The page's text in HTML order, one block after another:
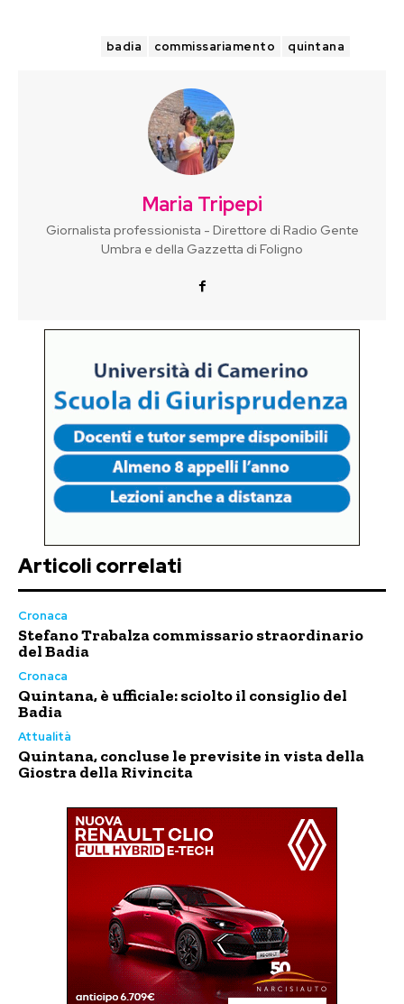
badia commissariamento quintana
Maria Tripepi
Giornalista professionista - Direttore di Radio Gente
Umbra e della Gazzetta di Foligno
Articoli correlati
Cronaca
Stefano Trabalza commissario straordinario
del Badia
Cronaca
Quintana, è ufficiale: sciolto il consiglio del
Badia
Attualità
Quintana, concluse le previsite in vista della
Giostra della Rivincita